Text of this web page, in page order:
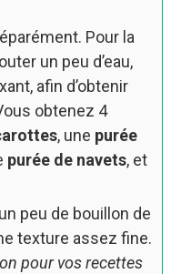
Pour la
un peu d’eau,
afin d’obtenir
obtenez 4
, une purée
purée de navets, et
peu de bouillon de
texture assez fine.
pour vos recettes